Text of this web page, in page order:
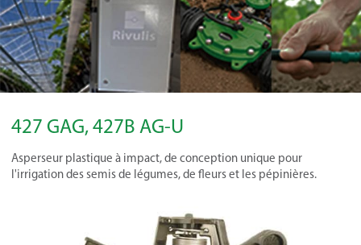
427 GAG, 427B AG-U
Asperseur plastique à impact, de conception unique pour
l'irrigation des semis de légumes, de fleurs et les pépinières.